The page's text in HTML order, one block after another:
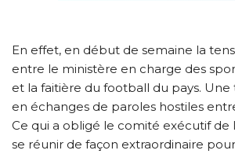
En effet, en début de semaine la
entre le ministère en charge des
et la faitière du football du pays.
en échanges de paroles hostiles
Ce qui a obligé le comité exécutif de
se réunir de façon extraordinaire